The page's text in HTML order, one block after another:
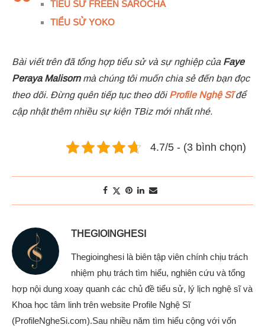
TIỂU SỬ FREEN SAROCHA
TIỂU SỬ YOKO
Bài viết trên đã tổng hợp tiểu sử và sự nghiệp củaFaye
Peraya Malisorn mà chúng tôi muốn chia sẻ đến bạn đọc
theo dõi. Đừng quên tiếp tục theo dõiProfile Nghệ Sĩđể
cập nhật thêm nhiều sự kiện TBiz mới nhất nhé.
4.7/5 - (3 bình chọn)
THEGIOINGHESI
Thegioinghesi là biên tập viên chính chịu trách
nhiệm phụ trách tìm hiểu, nghiên cứu và tổng
hợp nội dung xoay quanh các chủ đề tiểu sử, lý lịch nghệ sĩ và
Khoa học tâm linh trên website Profile Nghệ Sĩ
(ProfileNgheSi.com).Sau nhiều năm tìm hiểu cộng với vốn